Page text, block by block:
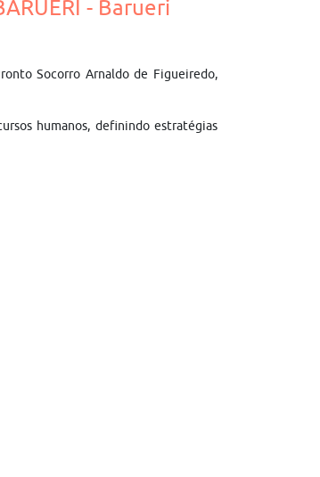
- Barueri
Socorro Arnaldo de Figueiredo,
humanos, definindo estratégias